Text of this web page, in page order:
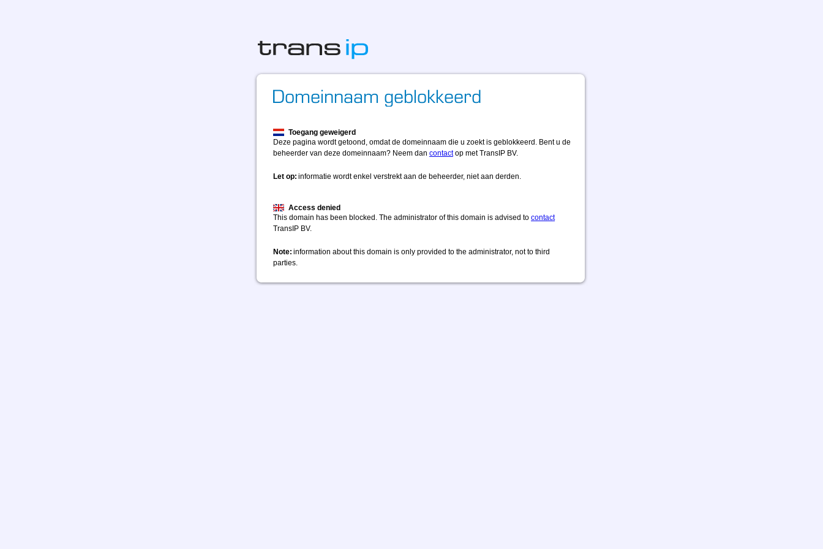
Toegang geweigerd
Deze pagina wordt getoond, omdat de domeinnaam die u zoekt is geblokkeerd. Bent u de
beheerder van deze domeinnaam? Neem dan contactop met TransIP BV.
Let op: informatie wordt enkel verstrekt aan de beheerder, niet aan derden.
Access denied
This domain has been blocked. The administrator of this domain is advised to contact
TransIP BV.
Note: information about this domain is only provided to the administrator, not to third
parties.